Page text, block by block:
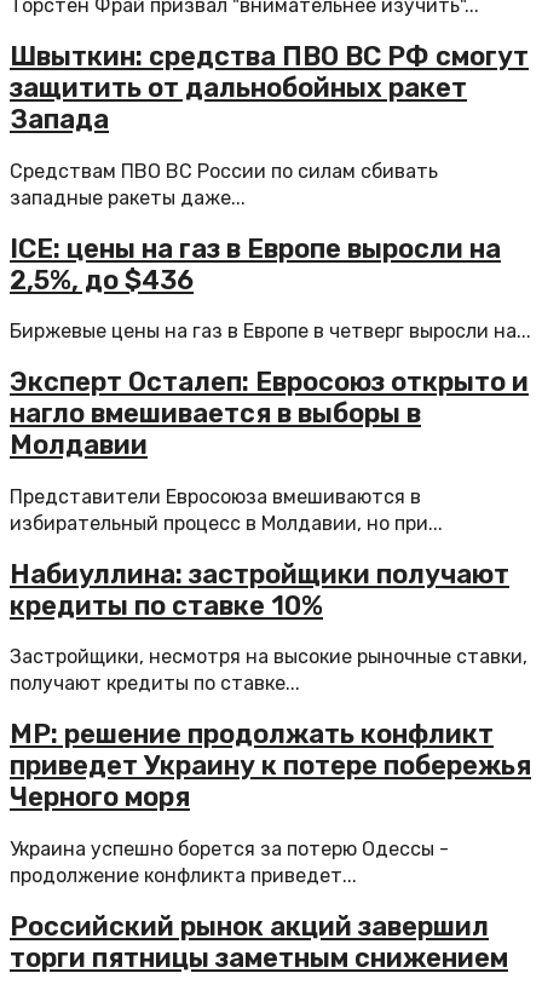
Торстен Фрай призвал "внимательнее изучить"...
Швыткин: средства ПВО ВС РФ смогут
защитить от дальнобойных ракет
Запада
Средствам ПВО ВС России по силам сбивать
западные ракеты даже...
ICE: цены на газ в Европе выросли на
2,5%, до $436
Биржевые цены на газ в Европе в четверг выросли на...
Эксперт Осталеп: Евросоюз открыто и
нагло вмешивается в выборы в
Молдавии
Представители Евросоюза вмешиваются в
избирательный процесс в Молдавии, но при...
Набиуллина: застройщики получают
кредиты по ставке 10%
Застройщики, несмотря на высокие рыночные ставки,
получают кредиты по ставке...
MP: решение продолжать конфликт
приведет Украину к потере побережья
Черного моря
Украина успешно борется за потерю Одессы -
продолжение конфликта приведет...
Российский рынок акций завершил
торги пятницы заметным снижением